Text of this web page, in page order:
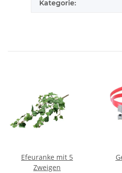
Kategorie:
Efeuranke mit 5
Zweigen